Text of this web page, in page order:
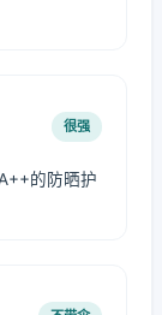
很强
的防晒护